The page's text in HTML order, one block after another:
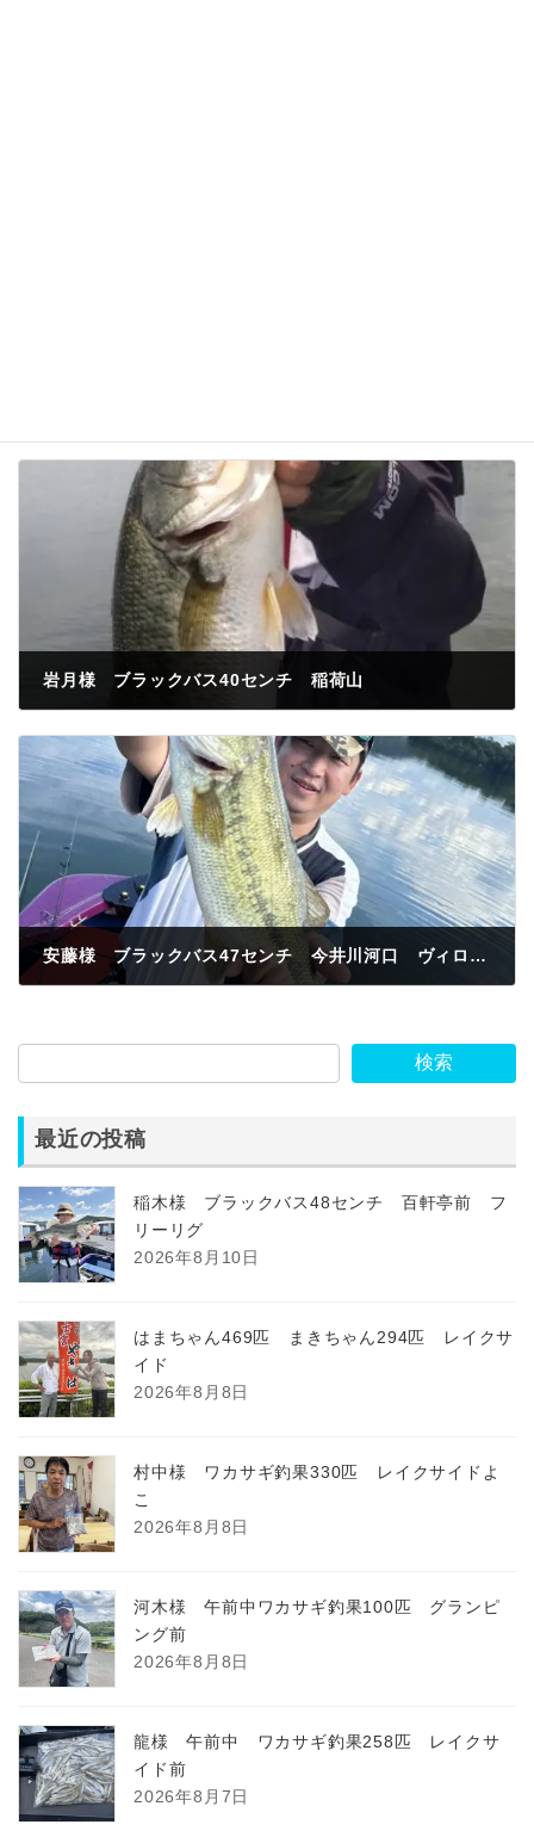
岩月様 ブラックバス40センチ 稲荷山
安藤様 ブラックバス47センチ 今井川河口 ヴィローラ
検索
最近の投稿
稲木様 ブラックバス48センチ 百軒亭前 フ
リーリグ
2026年8月10日
はまちゃん469匹 まきちゃん294匹 レイクサ
イド
2026年8月8日
村中様 ワカサギ釣果330匹 レイクサイドよ
こ
2026年8月8日
河木様 午前中ワカサギ釣果100匹 グランピ
ング前
2026年8月8日
龍様 午前中 ワカサギ釣果258匹 レイクサ
イド前
2026年8月7日